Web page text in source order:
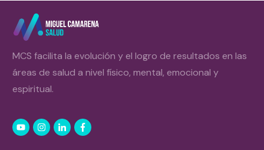
MCS facilita la evolución y el logro de resultados en las
áreas de salud a nivel físico, mental, emocional y
espiritual.